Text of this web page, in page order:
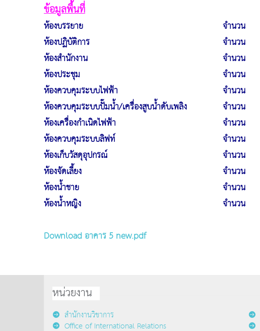
ข้อมูลพื้นที่
ห้องบรรยาย
ห้องปฏิบัติการ
ห้องสำนักงาน
ห้องประชุม
ห้องควบคุมระบบไฟฟ้า
ห้องควบคุมระบบปั๊มน้ำ/เครื่องสูบน้ำดับเพลิง
ห้องเครื่องกำเนิดไฟฟ้า
ห้องควบคุมระบบลิฟท์
ห้องเก็บวัสดุอุปกรณ์
ห้องจัดเลี้ยง
ห้องน้ำชาย
ห้องน้ำหญิง
จำนวน
จำนวน
จำนวน
จำนวน
จำนวน
จำนวน
จำนวน
จำนวน
จำนวน
จำนวน
จำนวน
จำนวน
Download อาคาร 5 new.pdf
หน่วยงาน
สำนักงานวิชาการ
Office of International Relations